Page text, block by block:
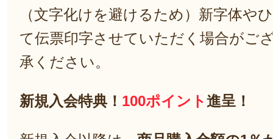
（文字化けを避けるため）新字体や
て伝票印字させていただく場合がご
承ください。
新規入会特典！ 100ポイント進呈！